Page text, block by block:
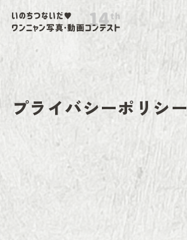
プライバシーポリシー